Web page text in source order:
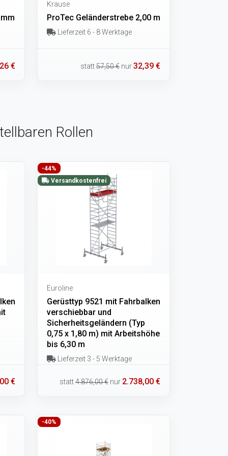
€
Krause
ProTec Geländerstrebe 2,00 m
Lieferzeit 6 - 8 Werktage
statt57,50 € nur32,39 €
Rollen
€
-44%
Versandkostenfrei
Euroline
Gerüsttyp 9521 mit Fahrbalken
verschiebbar und
Sicherheitsgeländern (Typ
0,75 x 1,80 m) mit Arbeitshöhe
bis 6,30 m
Lieferzeit 3 - 5 Werktage
statt4.876,00 € nur 2.738,00 €
-40%